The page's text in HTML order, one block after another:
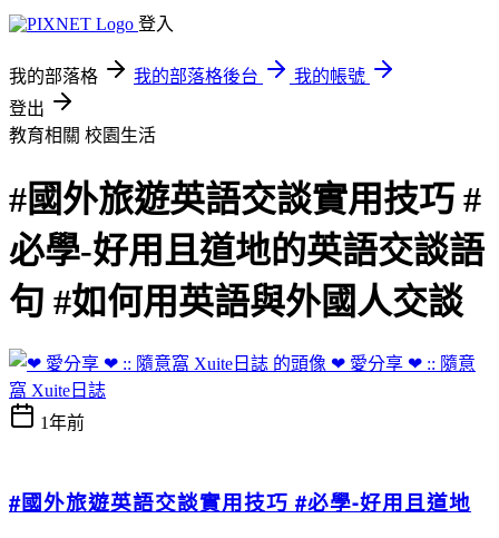
登入
我的部落格 我的部落格後台
我的帳號
登出
教育相關 校園生活
#國外旅遊英語交談實用技巧 #
必學-好用且道地的英語交談語
句 #如何用英語與外國人交談
❤ 愛分享 ❤ :: 隨意
窩 Xuite日誌
1年前
#國外旅遊英語交談實用技巧 #必學-好用且道地